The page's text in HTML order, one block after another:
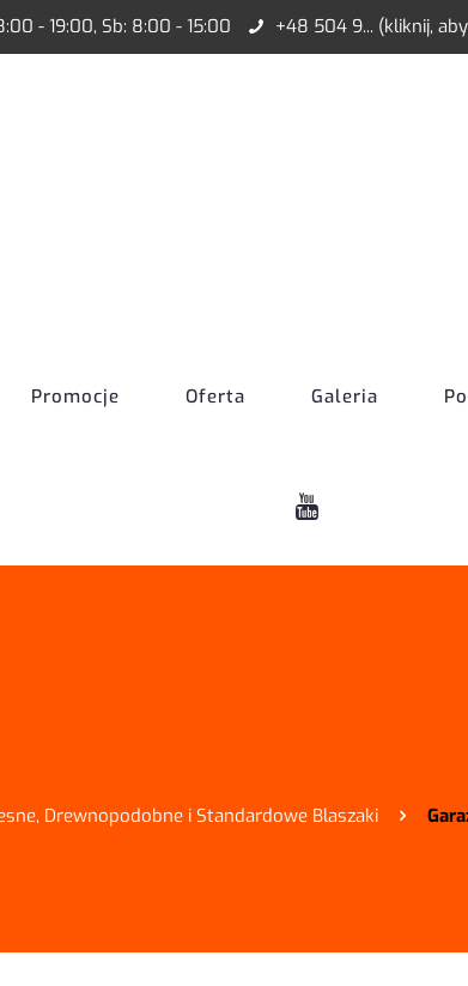
- 19:00, Sb: 8:00 - 15:00 +48 504 9... (kliknij,
Promocje Oferta Galeria
Drewnopodobne i Standardowe Blaszaki